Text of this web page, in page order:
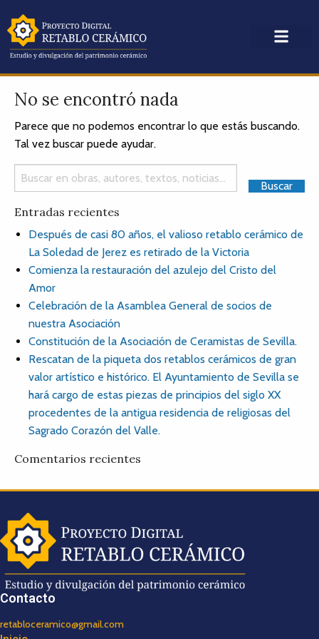
No se encontró nada
Parece que no podemos encontrar lo que estás buscando.
Tal vez buscar puede ayudar.
Entradas recientes
Después de casi 80 años, el valioso retablo cerámico de
La Soledad de Jerez es retirado de la Victoria
Comienza la restauración del azulejo del Cristo del
Amor
Celebración de la Asamblea General de socios de
nuestra Asociación
Constitución de la Asociación de Ceramistas de Sevilla.
Rescatan de la piqueta dos retablos cerámicos de gran
valor artístico e histórico. El Ayuntamiento de Sevilla se
hará cargo de estas piezas de principios del siglo XX
procedentes de la antigua residencia de religiosas del
Sagrado Corazón del Valle.
Comentarios recientes
Contacto
retabloceramico@gmail.com